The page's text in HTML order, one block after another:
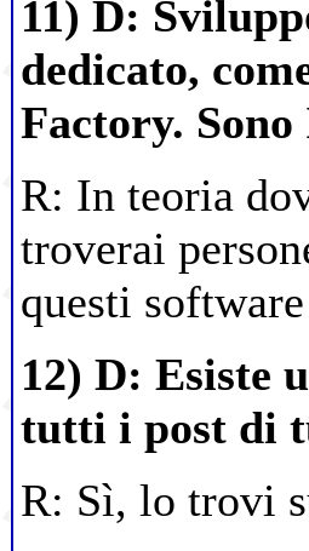
11) D:
dedicato,
Factory.
R: In teoria
troverai
questi
12) D: Esiste
tutti i post di
R: Sì, lo trovi